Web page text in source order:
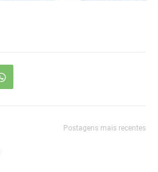
Postagens mais recentes